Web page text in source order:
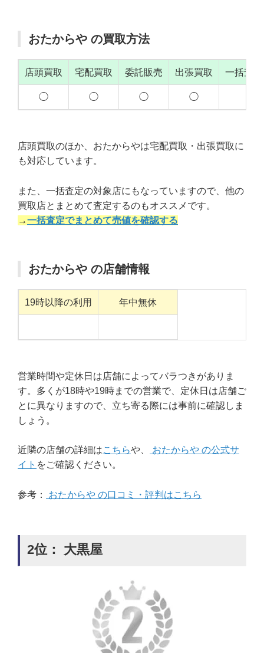
おたからや の買取方法
店頭買取 宅配買取 委託販売 出張買取 一括査定
◯ ◯ ◯ ◯
店頭買取のほか、おたからやは宅配買取・出張買取に
も対応しています。
また、一括査定の対象店にもなっていますので、他の
買取店とまとめて査定するのもオススメです。
→一括査定でまとめて売値を確認する
おたからや の店舗情報
19時以降の利用 年中無休
営業時間や定休日は店舗によってバラつきがありま
す。多くが18時や19時までの営業で、定休日は店舗ご
とに異なりますので、立ち寄る際には事前に確認しま
しょう。
近隣の店舗の詳細はこちらや、
おたからや の公式サ
イト をご確認ください。
参考： おたからや の口コミ・評判はこちら
2位： 大黒屋